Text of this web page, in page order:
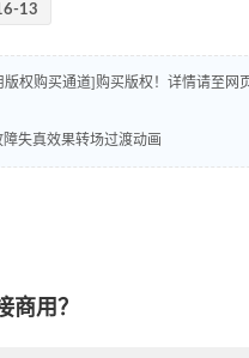
13
权购买通道]购买版权！详情请至网
失真效果转场过渡动画
商用？